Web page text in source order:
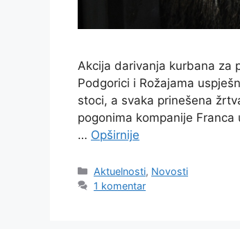
Akcija darivanja kurbana za
Podgorici i Rožajama
stoci, a svaka prinešena
pogonima kompanije
… Opširnije
Kategorije
Aktuelnosti, Novosti
1 komentar